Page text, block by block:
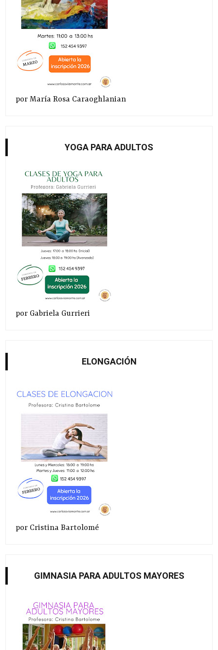
por María Rosa Caraoghlanian
YOGA PARA ADULTOS
por Gabriela Gurrieri
ELONGACIÓN
por Cristina Bartolomé
GIMNASIA PARA ADULTOS MAYORES